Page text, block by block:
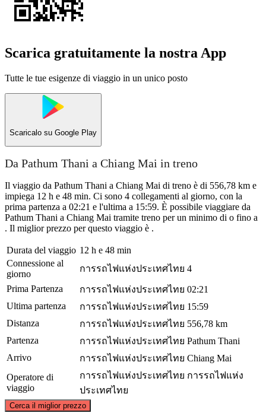
Scarica gratuitamente la nostra App
Tutte le tue esigenze di viaggio in un unico posto
Scaricalo su Google Play
Da Pathum Thani a Chiang Mai in treno
Il viaggio da Pathum Thani a Chiang Mai di treno è di 556,78 km e
impiega 12 h e 48 min. Ci sono 4 collegamenti al giorno, con la
prima partenza a 02:21 e l'ultima a 15:59. È possibile viaggiare da
Pathum Thani a Chiang Mai tramite treno per un minimo di o fino a
. Il miglior prezzo per questo viaggio è .
Durata del viaggio 12 h e 48 min
Connessione al
giorno
การรถไฟแห่งประเทศไทย 4
Prima Partenza
การรถไฟแห่งประเทศไทย 02:21
Ultima partenza
การรถไฟแห่งประเทศไทย 15:59
Distanza
การรถไฟแห่งประเทศไทย 556,78 km
Partenza
การรถไฟแห่งประเทศไทย Pathum Thani
Arrivo
การรถไฟแห่งประเทศไทย Chiang Mai
Operatore di
viaggio
การรถไฟแห่งประเทศไทย การรถไฟแห่ง
ประเทศไทย
Cerca il miglior prezzo